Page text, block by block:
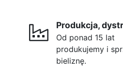
Produkcja,
Od ponad 15 lat
produkujemy i
bieliznę.